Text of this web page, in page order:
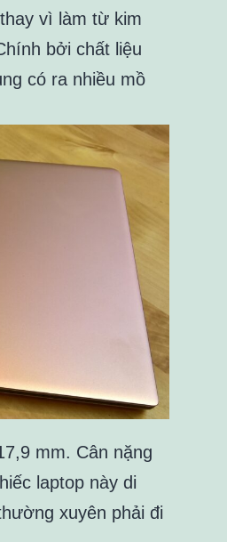
vì làm từ kim
bởi chất liệu
có ra nhiều mồ
mm. Cân nặng
laptop này di
xuyên phải đi